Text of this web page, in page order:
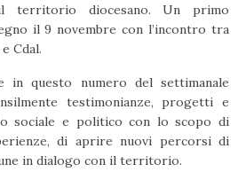
territorio diocesano. Un primo
il 9 novembre con l’incontro tra
Cdal.
questo numero del settimanale
testimonianze, progetti e
sociale e politico con lo scopo di
di aprire nuovi percorsi di
in dialogo con il territorio.